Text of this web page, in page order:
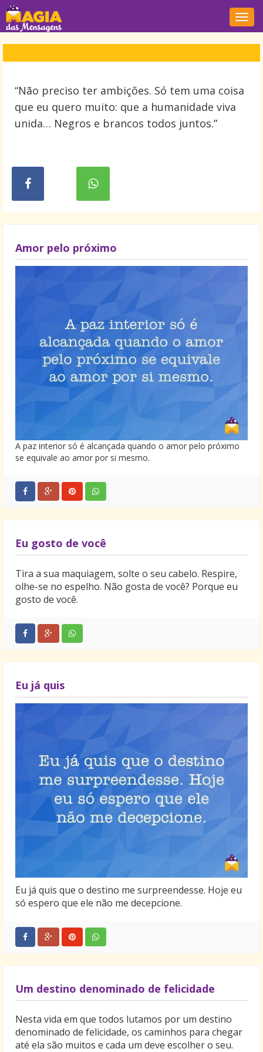
“Não preciso ter ambições. Só tem uma coisa
que eu quero muito: que a humanidade viva
unida… Negros e brancos todos juntos.”
Amor pelo próximo
A paz interior só é alcançada quando o amor pelo próximo
se equivale ao amor por si mesmo.
Eu gosto de você
Tira a sua maquiagem, solte o seu cabelo. Respire,
olhe-se no espelho. Não gosta de você? Porque eu
gosto de você.
Eu já quis
Eu já quis que o destino me surpreendesse. Hoje eu
só espero que ele não me decepcione.
Um destino denominado de felicidade
Nesta vida em que todos lutamos por um destino
denominado de felicidade, os caminhos para chegar
até ela são muitos e cada um deve escolher o seu.